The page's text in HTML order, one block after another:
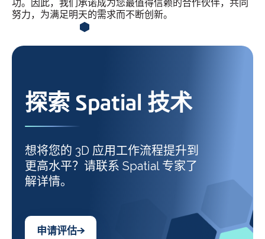
功。因此，我们承诺成为您最值得信赖的合作伙伴，共同
努力，为满足明天的需求而不断创新。
探索 Spatial 技术
想将您的 3D 应用工作流程提升到
更高水平？请联系 Spatial 专家了
解详情。
申请评估